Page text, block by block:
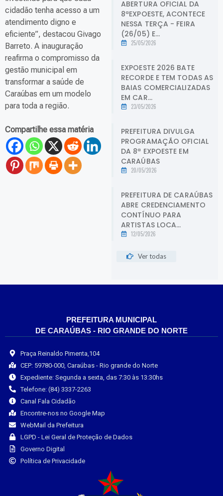
cidadão tenha acesso a um
atendimento digno e
eficiente”, destacou Givago
Barreto. A inauguração
reafirma o compromisso da
gestão municipal em
transformar a saúde de
Caraúbas em um modelo
para toda a região.
Compartilhe essa matéria
ABERTURA OFICIAL DA
8ªEXPOESTE, ACONTECE
NESSA TERÇA - FEIRA
(26/05) E...
25/05/2026
EXPOESTE 2026 BATE
RECORDE E TEM TODAS AS
BAIAS COMERCIALIZADAS
EM CAR...
23/05/2026
PREFEITURA DIVULGA
PROGRAMAÇÃO OFICIAL
DA 8ª EXPOESTE EM
CARAÚBAS
20/05/2026
PREFEITURA DE CARAÚBAS
ABRE CREDENCIAMENTO
CONTÍNUO PARA
ARTISTAS LOCA...
12/05/2026
Ver todas
PREFEITURA MUNICIPAL
DE CARAÚBAS - RIO GRANDE DO NORTE
Praça Reinaldo Pimenta,104
CEP: 59780-000, Caraúbas - Rio grande do Norte
Expediente: Segunda a sexta, das 7:30 às 13:30hs
Telefone: (84) 3337-2263
Canal Fala Cidadão
Encontre-nos no Google Map
WebMail da Prefeitura
LGPD - Lei Geral de Proteção de Dados
Governo Digital
Política de Privacidade